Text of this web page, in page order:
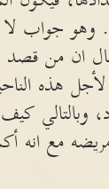
. وهو جواب لا
ان من قصد
هذه
وبالتالي
مع انه